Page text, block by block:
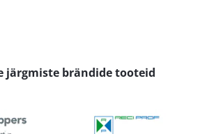
järgmiste brändide tooteid